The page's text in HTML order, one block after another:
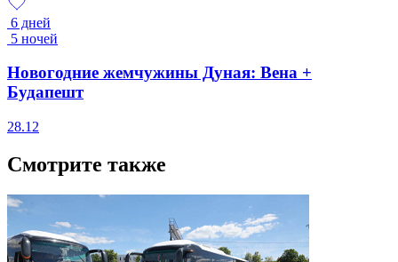
6 дней
5 ночей
Новогодние жемчужины Дуная: Вена +
Будапешт
28.12
Смотрите также